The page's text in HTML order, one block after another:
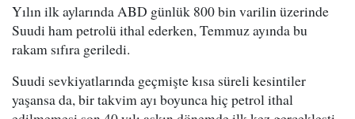
Yılın ilk aylarında ABD günlük 800 bin varilin üzerinde
Suudi ham petrolü ithal ederken, Temmuz ayında bu
rakam sıfıra geriledi.
Suudi sevkiyatlarında geçmişte kısa süreli kesintiler
yaşansa da, bir takvim ayı boyunca hiç petrol ithal